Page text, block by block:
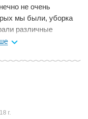
не очень
мы были, уборка
различные
г.